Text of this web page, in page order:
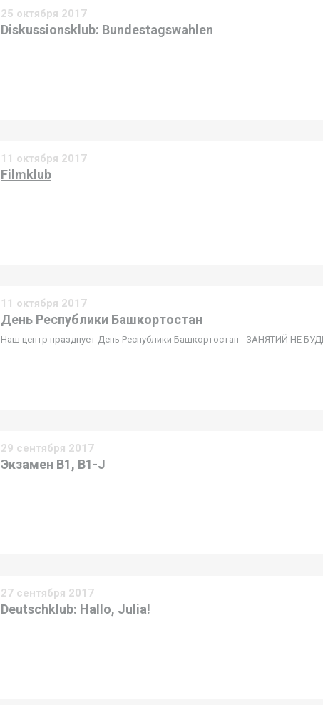
25 октября 2017
Diskussionsklub: Bundestagswahlen
11 октября 2017
Filmklub
11 октября 2017
День Республики Башкортостан
Наш центр празднует День Республики Башкортостан - ЗАНЯТИЙ НЕ
29 сентября 2017
Экзамен B1, B1-J
27 сентября 2017
Deutschklub: Hallo, Julia!